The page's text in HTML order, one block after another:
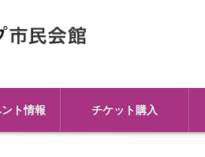
ト情報 チケット購入